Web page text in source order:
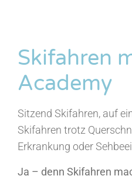
Skifahren
Academy
Sitzend Skifahren, auf
Skifahren trotz
Erkrankung oder
Ja – denn Skifahren